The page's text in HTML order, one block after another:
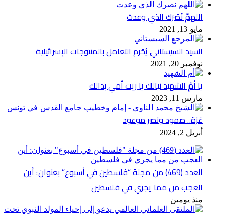
اللهمَّ نَصْرَك الذي وعدتَ
مايو 13, 2021
السيد السيستاني يُحّرم التعامل بالمنتوجات الإسرائيلية
نوفمبر 20, 2021
يا أمّ الشهيد نيالك يا ريت أمي بدالك
مارس 11, 2023
غزة.. صمود ونصر موعود
أبريل 2, 2024
العدد (469) من مجلة “فلسطين في أسبوع” بعنوان: أين
العجب من مما يجري في فلسطين
منذ يومين